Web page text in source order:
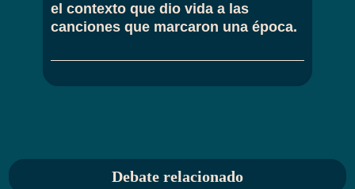
el contexto que dio vida a las
canciones que marcaron una época.
Debate relacionado